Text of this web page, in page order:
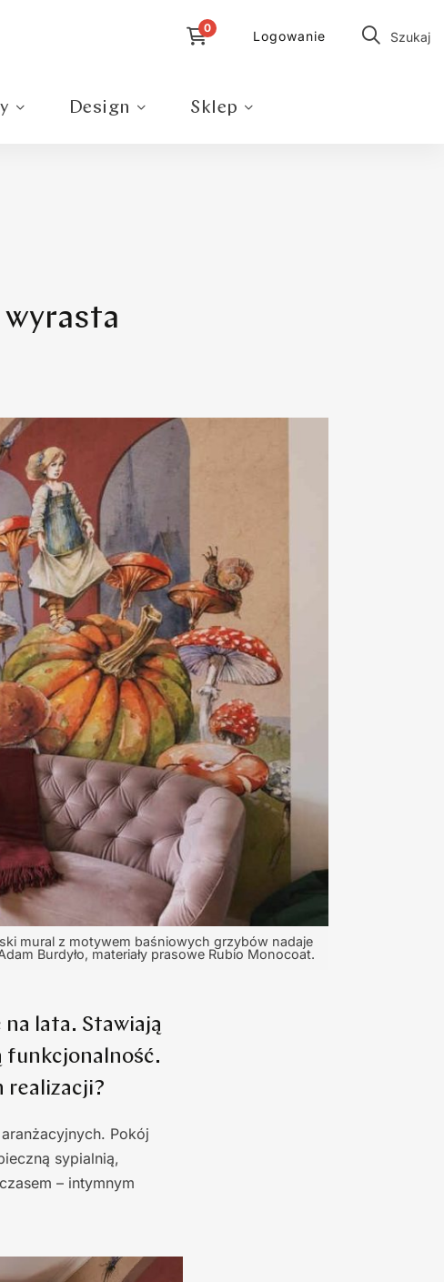
Logowanie Szukaj
Design Sklep
mural z motywem baśniowych grzybów nadaje
Burdyło, materiały prasowe Rubio Monocoat.
lata. Stawiają
funkcjonalność.
realizacji?
Pokój
sypialnią,
– intymnym